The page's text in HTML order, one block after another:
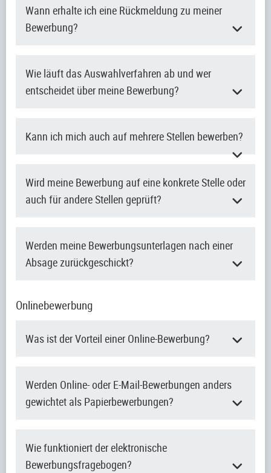
Wann erhalte ich eine Rückmeldung zu meiner
Bewerbung?
Wie läuft das Auswahlverfahren ab und wer
entscheidet über meine Bewerbung?
Kann ich mich auch auf mehrere Stellen bewerben?
Wird meine Bewerbung auf eine konkrete Stelle oder
auch für andere Stellen geprüft?
Werden meine Bewerbungsunterlagen nach einer
Absage zurückgeschickt?
Onlinebewerbung
Was ist der Vorteil einer Online-Bewerbung?
Werden Online- oder E-Mail-Bewerbungen anders
gewichtet als Papierbewerbungen?
Wie funktioniert der elektronische
Bewerbungsfragebogen?